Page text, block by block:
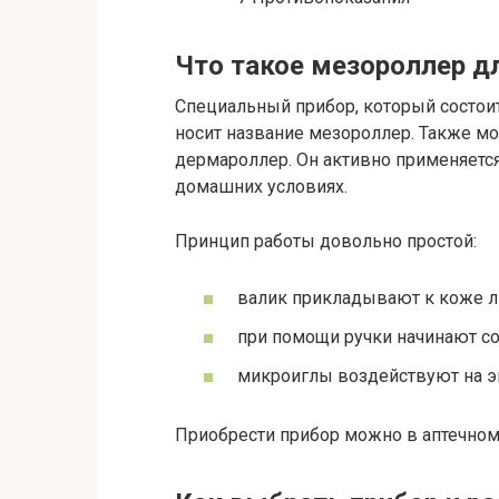
Что такое мезороллер
Специальный прибор, который
носит название мезороллер. Также
дермароллер. Он активно
домашних условиях.
Принцип работы довольно простой:
валик прикладывают к коже
при помощи ручки начинают
микроиглы воздействуют на
Приобрести прибор можно в